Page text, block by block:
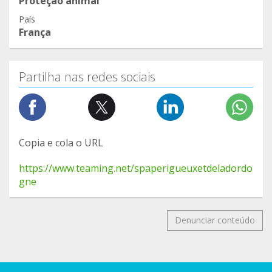
País
França
Partilha nas redes sociais
Copia e cola o URL
https://www.teaming.net/spaperigueuxetdeladordo
gne
Denunciar conteúdo